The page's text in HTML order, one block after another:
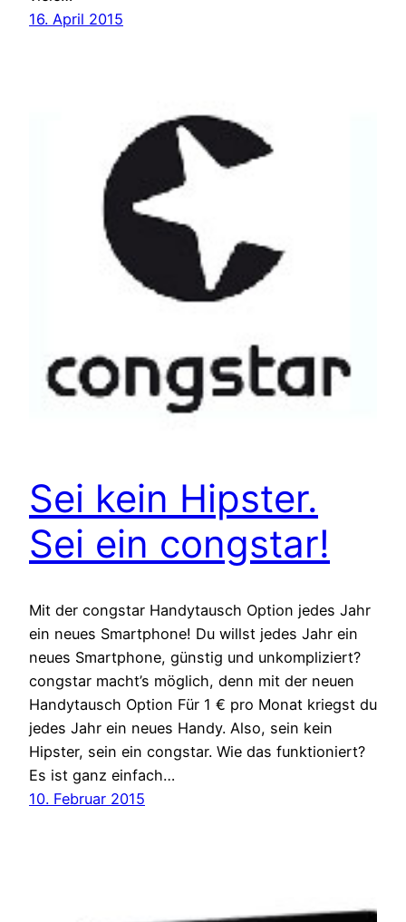
16. April 2015
Sei kein Hipster.
Sei ein congstar!
Mit der congstar Handytausch Option jedes Jahr
ein neues Smartphone! Du willst jedes Jahr ein
neues Smartphone, günstig und unkompliziert?
congstar macht’s möglich, denn mit der neuen
Handytausch Option Für 1 € pro Monat kriegst du
jedes Jahr ein neues Handy. Also, sein kein
Hipster, sein ein congstar. Wie das funktioniert?
Es ist ganz einfach…
10. Februar 2015